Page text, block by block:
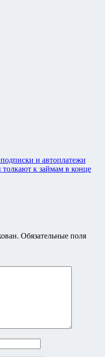
и автоплатежи
к займам в конце
Обязательные поля